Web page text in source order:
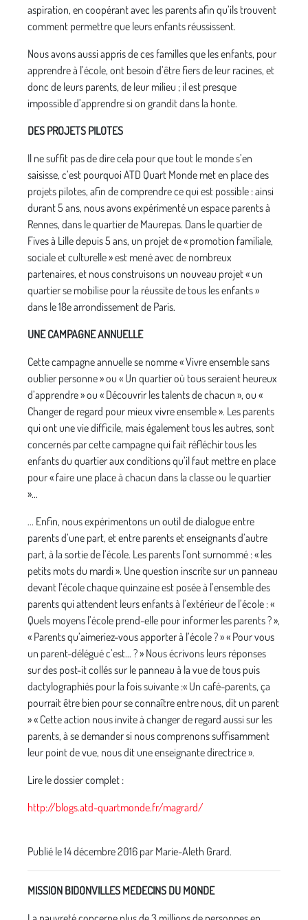
aspiration, en coopérant avec les parents afin qu’ils trouvent
comment permettre que leurs enfants réussissent.
Nous avons aussi appris de ces familles que les enfants, pour
apprendre à l’école, ont besoin d’être fiers de leur racines, et
donc de leurs parents, de leur milieu ; il est presque
impossible d’apprendre si on grandit dans la honte.
DES PROJETS PILOTES
Il ne suffit pas de dire cela pour que tout le monde s’en
saisisse, c’est pourquoi ATD Quart Monde met en place des
projets pilotes, afin de comprendre ce qui est possible : ainsi
durant 5 ans, nous avons expérimenté un espace parents à
Rennes, dans le quartier de Maurepas. Dans le quartier de
Fives à Lille depuis 5 ans, un projet de « promotion familiale,
sociale et culturelle » est mené avec de nombreux
partenaires, et nous construisons un nouveau projet « un
quartier se mobilise pour la réussite de tous les enfants »
dans le 18e arrondissement de Paris.
UNE CAMPAGNE ANNUELLE
Cette campagne annuelle se nomme « Vivre ensemble sans
oublier personne » ou « Un quartier où tous seraient heureux
d’apprendre » ou « Découvrir les talents de chacun », ou «
Changer de regard pour mieux vivre ensemble ». Les parents
qui ont une vie difficile, mais également tous les autres, sont
concernés par cette campagne qui fait réfléchir tous les
enfants du quartier aux conditions qu’il faut mettre en place
pour « faire une place à chacun dans la classe ou le quartier
»...
... Enfin, nous expérimentons un outil de dialogue entre
parents d’une part, et entre parents et enseignants d’autre
part, à la sortie de l’école. Les parents l’ont surnommé : « les
petits mots du mardi ». Une question inscrite sur un panneau
devant l’école chaque quinzaine est posée à l’ensemble des
parents qui attendent leurs enfants à l’extérieur de l’école : «
Quels moyens l’école prend-elle pour informer les parents ? »,
« Parents qu’aimeriez-vous apporter à l’école ? » « Pour vous
un parent-délégué c’est... ? » Nous écrivons leurs réponses
sur des post-it collés sur le panneau à la vue de tous puis
dactylographiés pour la fois suivante :« Un café-parents, ça
pourrait être bien pour se connaître entre nous, dit un parent
» « Cette action nous invite à changer de regard aussi sur les
parents, à se demander si nous comprenons suffisamment
leur point de vue, nous dit une enseignante directrice ».
Lire le dossier complet :
http://blogs.atd-quartmonde.fr/magrard/
Publié le 14 décembre 2016 par Marie-Aleth Grard.
MISSION BIDONVILLES MEDECINS DU MONDE